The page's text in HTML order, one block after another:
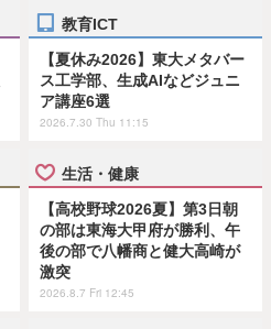
教育ICT
【夏休み2026】東大メタバー
ス工学部、生成AIなどジュニ
ア講座6選
2026.7.30 Thu 11:15
生活・健康
【高校野球2026夏】第3日朝
の部は東海大甲府が勝利、午
後の部で八幡商と健大高崎が
激突
2026.8.7 Fri 12:45